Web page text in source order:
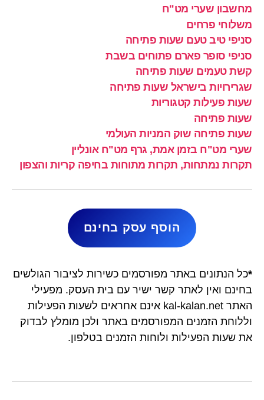
מחשבון שערי מט"ח
משלוחי פרחים
סניפי טיב טעם שעות פתיחה
סניפי סופר פארם פתוחים בשבת
קשת טעמים שעות פתיחה
שגרירויות בישראל שעות פתיחה
שעות פעילות קטגוריות
שעות פתיחה
שעות פתיחה שוק המניות העולמי
שערי מט"ח בזמן אמת, גרף מט"ח אונליין
תקרות נמתחות, תקרות מתוחות בחיפה קריות והצפון
הוסף עסק בחינם
*כל הנתונים באתר מפורסמים כשירות לציבור הגולשים
בחינם ואין לאתר קשר ישיר עם בית העסק. מפעילי
האתר kal-kalan.net אינם אחראים לשעות הפעילות
וללוחת הזמנים המפורסמים באתר ולכן מומלץ לבדוק
את שעות הפעילות ולוחות הזמנים בטלפון.